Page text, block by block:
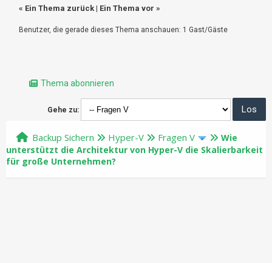
« Ein Thema zurück | Ein Thema vor »
Benutzer, die gerade dieses Thema anschauen: 1 Gast/Gäste
Thema abonnieren
Gehe zu:
Backup Sichern Hyper-V Fragen V
Wie
unterstützt die Architektur von Hyper-V die Skalierbarkeit
für große Unternehmen?